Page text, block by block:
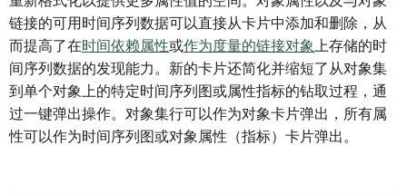
链接的可用时间序列数据可以直接从卡片中添加和删除，从
而提高了在时间依赖属性或作为度量的链接对象上存储的时
间序列数据的发现能力。新的卡片还简化并缩短了从对象集
到单个对象上的特定时间序列图或属性指标的钻取过程，通
过一键弹出操作。对象集行可以作为对象卡片弹出，所有属
性可以作为时间序列图或对象属性（指标）卡片弹出。